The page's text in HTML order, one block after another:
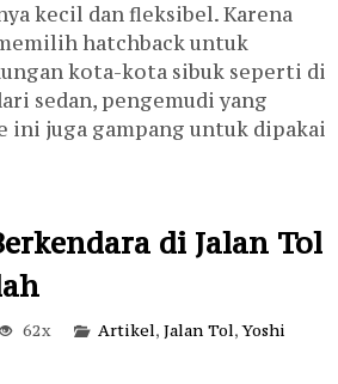
kecil dan fleksibel. Karena
hatchback untuk
kota-kota sibuk seperti di
sedan, pengemudi yang
juga gampang untuk dipakai
di Jalan Tol
62x Artikel, Jalan Tol,Yoshi